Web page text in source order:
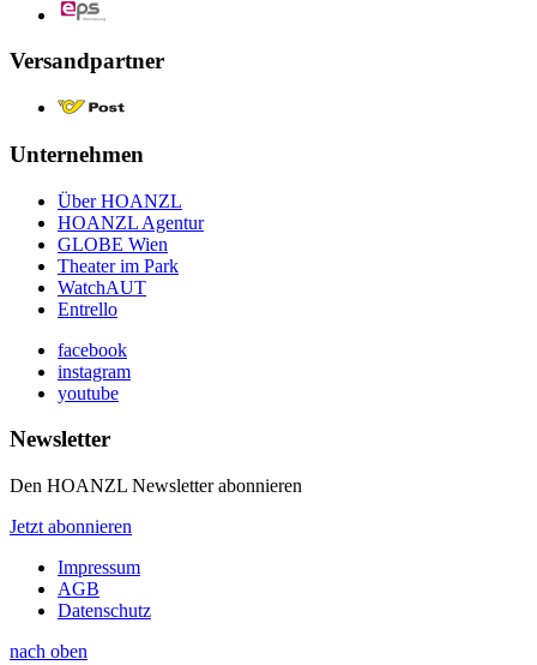
Versandpartner
Unternehmen
Über HOANZL
HOANZL Agentur
GLOBE Wien
Theater im Park
WatchAUT
Entrello
facebook
instagram
youtube
Newsletter
Den HOANZL Newsletter abonnieren
Jetzt abonnieren
Impressum
AGB
Datenschutz
nach oben